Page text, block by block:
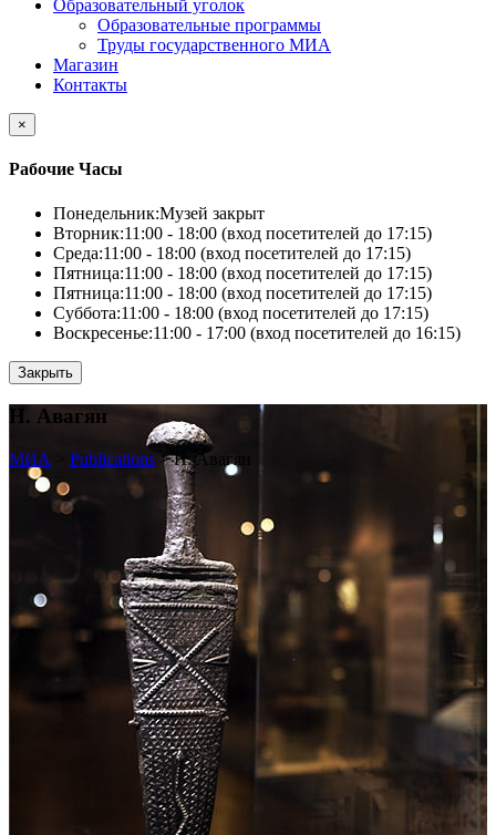
Образовательный уголок
Образовательные программы
Труды государственного МИА
Магазин
Контакты
×
Рабочие Часы
Понедельник:Музей закрыт
Вторник:11:00 - 18:00 (вход посетителей до 17:15)
Среда:11:00 - 18:00 (вход посетителей до 17:15)
Пятница:11:00 - 18:00 (вход посетителей до 17:15)
Пятница:11:00 - 18:00 (вход посетителей до 17:15)
Суббота:11:00 - 18:00 (вход посетителей до 17:15)
Воскресенье:11:00 - 17:00 (вход посетителей до 16:15)
Закрыть
Н. Авагян
МИА Publications >Н. Авагян